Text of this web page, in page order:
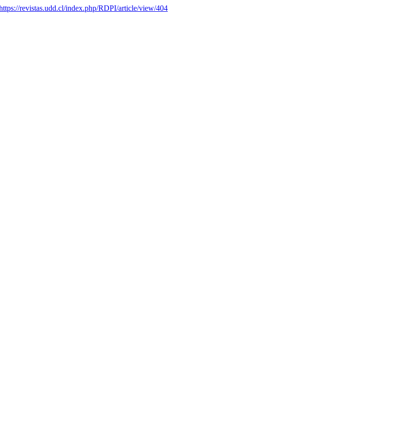
revistas.udd.cl/index.php/RDPI/article/view/404